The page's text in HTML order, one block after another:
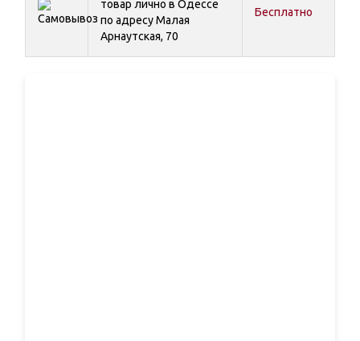
товар лично в Одессе
по адресу Малая
Арнаутская, 70
Бесплатно